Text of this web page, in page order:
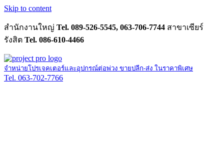
Skip to content
สำนักงานใหญ่ Tel. 089-526-5545, 063-706-7744 สาขาเซียร์
รังสิต Tel. 086-610-4466
จำหน่ายโปรเจคเตอร์และอุปกรณ์ต่อพ่วง ขายปลีก-ส่ง ในราคาพิเศษ
Tel. 063-702-7766